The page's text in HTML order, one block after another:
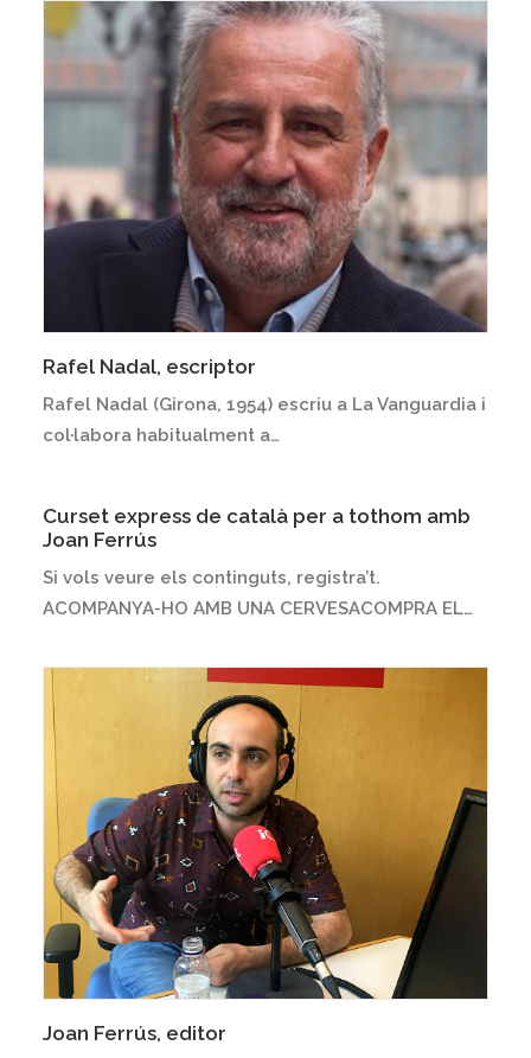
Rafel Nadal, escriptor
Rafel Nadal (Girona, 1954) escriu a La Vanguardia i
col·labora habitualment a…
Curset express de català per a tothom amb
Joan Ferrús
Si vols veure els continguts, registra’t.
ACOMPANYA-HO AMB UNA CERVESACOMPRA EL…
Joan Ferrús, editor